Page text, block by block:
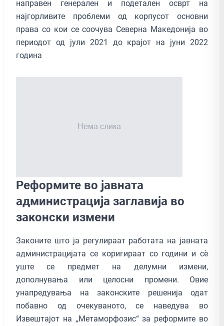
направен генерален и подетален осврт на
најгорливите проблеми од корпусот основни
права со кои се соочува Северна Македонија во
периодот од јули 2021 до крајот на јуни 2022
година
Реформите во јавната
администрација заглавија во
законски измени
Законите што ја регулираат работата на јавната
администрацијата се коригираат со години и сè
уште се предмет на делумни измени,
дополнувања или целосни промени. Овие
унапредувања на законските решенија одат
побавно од очекуваното, се наведува во
Извештајот на „Метаморфозис“ за реформите во